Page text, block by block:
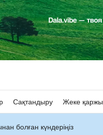
Сақтандыру Жеке қаржы
болған күндеріңіз